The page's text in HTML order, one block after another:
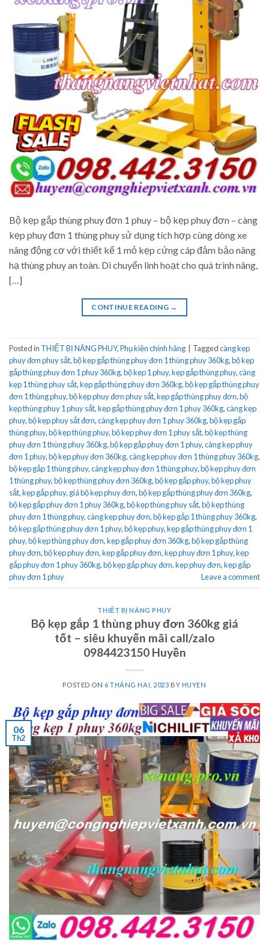
Bộ kẹp gắp thùng phuy đơn 1 phuy – bộ kẹp phuy đơn – càng
kẹp phuy đơn 1 thùng phuy sử dụng tích hợp cùng dòng xe
nâng động cơ với thiết kế 1 mỏ kẹp cứng cáp đảm bảo nâng
hạ thùng phuy an toàn. Di chuyển linh hoạt cho quá trình nâng,
[…]
CONTINUE READING →
Posted in THIẾT BỊ NÂNG PHUY,Phụ kiện chính hãng Taggedcàng kẹp
phuy đơn phuy sắt,bộ kẹp gắp thùng phuy đơn 1 thùng phuy 360kg,bộ kẹp
gắp thùng phuy đơn 1 phuy 360kg,bộ kẹp 1 phuy,kẹp gắp thùng phuy,càng
kẹp 1 thùng phuy sắt,kẹp gắp thùng phuy đơn 360kg,bộ kẹp gắp thùng phuy
đơn 1 thùng phuy,bộ kẹp phuy đơn phuy sắt,kẹp gắp thùng phuy đơn,bộ
kẹp thùng phuy 1 phuy sắt,kẹp gắp thùng phuy đơn 1 phuy 360kg,càng kẹp
phuy,bộ kẹp phuy sắt đơn,càng kẹp phuy đơn 1 phuy 360kg,bộ kẹp gắp
thùng phuy,bộ kẹp thùng phuy,bộ kẹp phuy đơn 1 phuy sắt,bộ kẹp thùng
phuy đơn 1 thùng phuy 360kg,bộ kẹp gắp phuy đơn 1 phuy,càng kẹp phuy
đơn 1 phuy,bộ kẹp phuy đơn 360kg,càng kẹp phuy đơn 1 thùng phuy 360kg,
bộ kẹp gắp 1 thùng phuy,càng kẹp phuy đơn 1 thùng phuy,bộ kẹp phuy đơn
1 thùng phuy,bộ kẹp thùng phuy đơn 360kg,bộ kẹp gắp phuy,bộ kẹp phuy
sắt,kẹp gắp phuy, giá bộ kẹp phuy đơn,bộ kẹp gắp thùng phuy đơn 360kg,
bộ kẹp gắp phuy đơn 1 phuy 360kg,bộ kẹp thùng phuy sắt,bộ kẹp thùng
phuy đơn 1 thùng phuy,càng kẹp phuy đơn,bộ kẹp gắp 1 thùng phuy 360kg,
bộ kẹp gắp thùng phuy đơn 1 phuy,bộ kẹp phuy,kẹp gắp thùng phuy đơn 1
phuy,bộ kẹp thùng phuy đơn,kẹp gắp phuy đơn 360kg,bộ kẹp gắp thùng
phuy đơn,bộ kẹp phuy đơn,kẹp gắp phuy đơn,kẹp phuy đơn 1 phuy,kẹp
gắp phuy đơn 1 phuy 360kg,bộ kẹp gắp phuy đơn,kẹp phuy đơn,kẹp gắp
phuy đơn 1 phuy
Leave a comment
THIẾT BỊ NÂNG PHUY
Bộ kẹp gắp 1 thùng phuy đơn 360kg giá
tốt – siêu khuyến mãi call/zalo
0984423150 Huyền
POSTED ON 6 THÁNG HAI, 2023 BY HUYEN
06
Th2